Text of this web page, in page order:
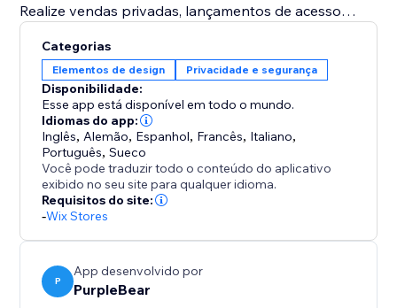
Realize vendas privadas, lançamentos de acesso
Crie telas de acesso profissionais e com a identidade
visual da marca.
Gerencie múltiplos cenários de acesso a partir de um
único painel.
Não é necessário programação - configuração rápida
e controle fácil.
O Lock & Login Password oferece controle total
sobre quem acessa o conteúdo da sua loja - ajudando
a criar exclusividade, proteger recursos e
proporcionar uma experiência segura e refinada para
seus clientes.
Categorias
Elementos de design Privacidade e segurança
Disponibilidade:
Esse app está disponível em todo o mundo.
Idiomas do app:
Inglês, Alemão, Espanhol, Francês, Italiano,
Português,Sueco
Você pode traduzir todo o conteúdo do aplicativo
exibido no seu site para qualquer idioma.
Requisitos do site:
-Wix Stores
P
App desenvolvido por
PurpleBear